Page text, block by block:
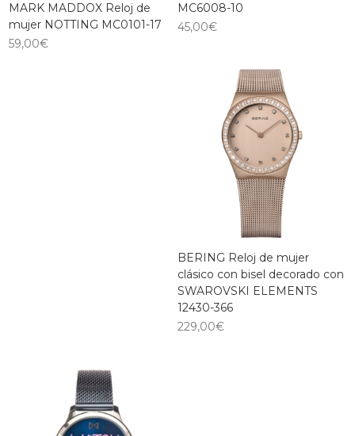
MARK MADDOX Reloj de
mujer NOTTING MC0101-17
59,00€
MC6008-10
45,00€
BERING Reloj de mujer
clásico con bisel decorado con
SWAROVSKI ELEMENTS
12430-366
229,00€